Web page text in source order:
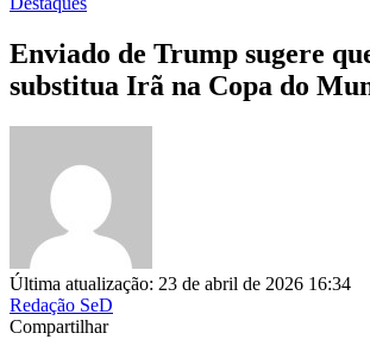
Enviado de Trump sugere
substitua Irã na Copa do
Última atualização: 23 de abril de 2026 16:34
Redação SeD
Compartilhar